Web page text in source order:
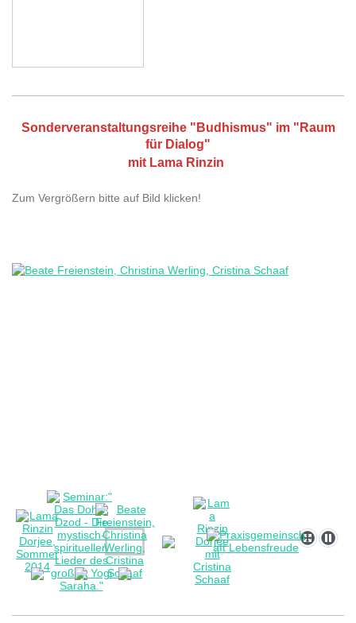
Sonderveranstaltungsreihe "Budhismus" im "Raum
für Dialog"
mit Lama Rinzin
Zum Vergrößern bitte auf Bild klicken!